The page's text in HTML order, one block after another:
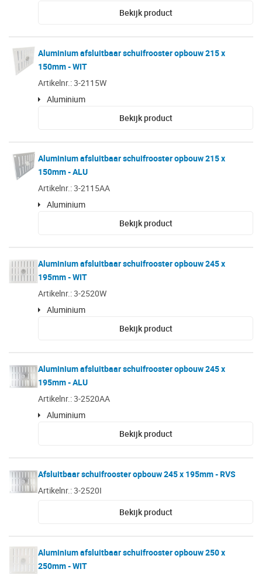
Bekijk product
Aluminium afsluitbaar schuifrooster opbouw 215 x
150mm - WIT
Artikelnr.: 3-2115W
Aluminium
Bekijk product
Aluminium afsluitbaar schuifrooster opbouw 215 x
150mm - ALU
Artikelnr.: 3-2115AA
Aluminium
Bekijk product
Aluminium afsluitbaar schuifrooster opbouw 245 x
195mm - WIT
Artikelnr.: 3-2520W
Aluminium
Bekijk product
Aluminium afsluitbaar schuifrooster opbouw 245 x
195mm - ALU
Artikelnr.: 3-2520AA
Aluminium
Bekijk product
Afsluitbaar schuifrooster opbouw 245 x 195mm - RVS
Artikelnr.: 3-2520I
Bekijk product
Aluminium afsluitbaar schuifrooster opbouw 250 x
250mm - WIT